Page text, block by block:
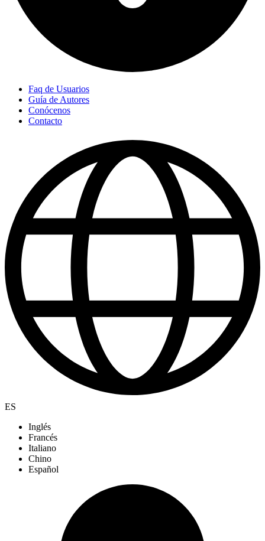
Faq de Usuarios
Guía de Autores
Conócenos
Contacto
ES
Inglés
Francés
Italiano
Chino
Español